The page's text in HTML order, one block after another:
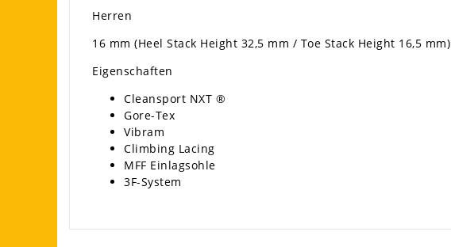
Herren
16 mm (Heel Stack Height 32,5 mm / Toe Stack Height 16,5 mm)
Eigenschaften
Cleansport NXT ®
Gore-Tex
Vibram
Climbing Lacing
MFF Einlagsohle
3F-System